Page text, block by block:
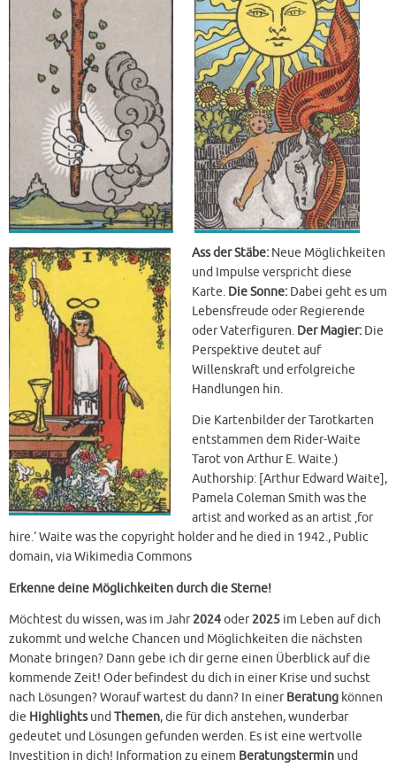
Ass der Stäbe: Neue Möglichkeiten
und Impulse verspricht diese
Karte. Die Sonne: Dabei geht es um
Lebensfreude oder Regierende
oder Vaterfiguren. Der Magier: Die
Perspektive deutet auf
Willenskraft und erfolgreiche
Handlungen hin.
Die Kartenbilder der Tarotkarten
entstammen dem Rider-Waite
Tarot von Arthur E. Waite.)
Authorship: [Arthur Edward Waite],
Pamela Coleman Smith was the
artist and worked as an artist ‚for
hire.‘ Waite was the copyright holder and he died in 1942., Public
domain, via Wikimedia Commons
Erkenne deine Möglichkeiten durch die Sterne!
Möchtest du wissen, was im Jahr2024oder2025 im Leben auf dich
zukommt und welche Chancen und Möglichkeiten die nächsten
Monate bringen? Dann gebe ich dir gerne einen Überblick auf die
kommende Zeit! Oder befindest du dich in einer Krise und suchst
nach Lösungen? Worauf wartest du dann? In einerBeratung können
die Highlightsund Themen, die für dich anstehen, wunderbar
gedeutet und Lösungen gefunden werden. Es ist eine wertvolle
Investition in dich! Information zu einem Beratungstermin und